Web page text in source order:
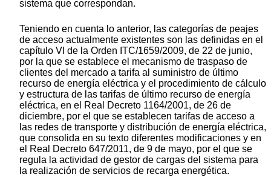
sistema que correspondan.
Teniendo en cuenta lo anterior, las categorías de peajes
de acceso actualmente existentes son las definidas en el
capítulo VI de la Orden ITC/1659/2009, de 22 de junio,
por la que se establece el mecanismo de traspaso de
clientes del mercado a tarifa al suministro de último
recurso de energía eléctrica y el procedimiento de cálculo
y estructura de las tarifas de último recurso de energía
eléctrica, en el Real Decreto 1164/2001, de 26 de
diciembre, por el que se establecen tarifas de acceso a
las redes de transporte y distribución de energía eléctrica,
que consolida en su texto diferentes modificaciones y en
el Real Decreto 647/2011, de 9 de mayo, por el que se
regula la actividad de gestor de cargas del sistema para
la realización de servicios de recarga energética.